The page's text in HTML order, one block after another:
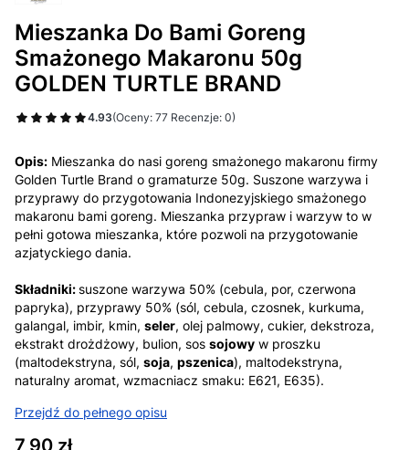
Mieszanka Do Bami Goreng
Smażonego Makaronu 50g
GOLDEN TURTLE BRAND
4.93(Oceny: 77 Recenzje: 0)
Opis: Mieszanka do nasi goreng smażonego makaronu firmy
Golden Turtle Brand o gramaturze 50g. Suszone warzywa i
przyprawy do przygotowania Indonezyjskiego smażonego
makaronu bami goreng. Mieszanka przypraw i warzyw to w
pełni gotowa mieszanka, które pozwoli na przygotowanie
azjatyckiego dania.
Składniki:suszone warzywa 50% (cebula, por, czerwona
papryka), przyprawy 50% (sól, cebula, czosnek, kurkuma,
galangal, imbir, kmin, seler, olej palmowy, cukier, dekstroza,
ekstrakt drożdżowy, bulion, sos sojowy w proszku
(maltodekstryna, sól, soja, pszenica), maltodekstryna,
naturalny aromat, wzmacniacz smaku: E621, E635).
Przejdź do pełnego opisu
Cena
7,90 zł